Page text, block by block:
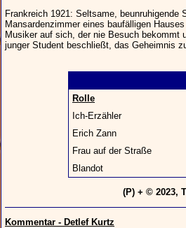
Frankreich 1921: Seltsame,
Mansardenzimmer eines baufälligen
Musiker auf sich, der nie Besuch bekommt
junger Student beschließt, das Geheimnis
Rolle
Ich-Erzähler
Erich Zann
Frau auf der Straße
Blandot
(P) + © 2023,
Kommentar - Detlef Kurtz